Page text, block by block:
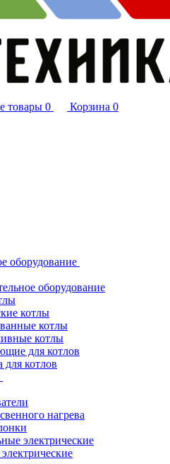
товары 0 Корзина 0
оборудование
оборудование
котлы
котлы
котлы
для котлов
для котлов
нагрева
электрические